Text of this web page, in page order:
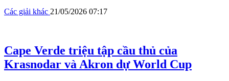
Các giải khác 21/05/2026 07:17
Cape Verde triệu tập cầu thủ của
Krasnodar và Akron dự World Cup